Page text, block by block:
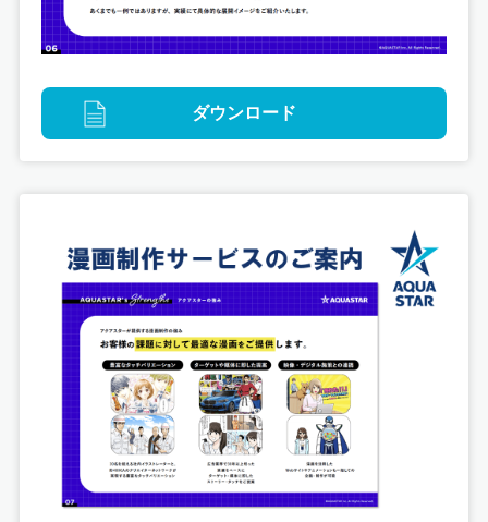
映像
「停車場のスピス」 オリジナルショートアニメ制作
ダウンロード